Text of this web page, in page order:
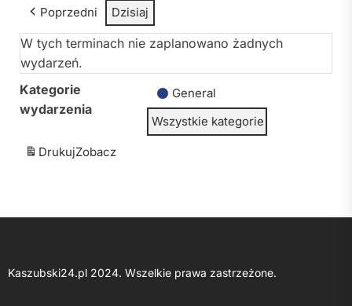
Poprzedni Dzisiaj
W tych terminach nie zaplanowano żadnych
wydarzeń.
Kategorie
wydarzenia
General
Wszystkie kategorie
DrukujZobacz
Kaszubski24.pl 2024. Wszelkie prawa zastrzeżone.